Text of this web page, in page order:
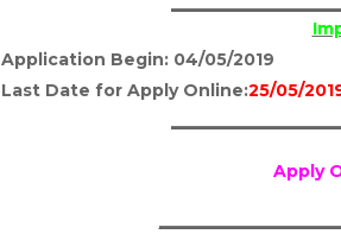
Application Begin: 04/05/2019
Last Date for Apply Online:25/05/
Apply